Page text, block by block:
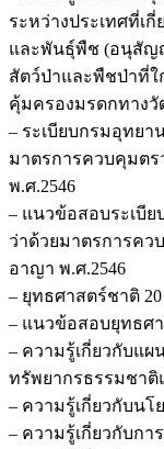
ระหว่างประเทศที่เ
และพันธุ์พืช (อนุสัญ
สัตว์ป่าและพืชป่าที่
คุ้มครองมรดกทาง
– ระเบียบกรมอุทย
มาตรการควบคุมตร
พ.ศ.2546
– แนวข้อสอบระเบี
ว่าด้วยมาตรการคว
อาญา พ.ศ.2546
– ยุทธศาสตร์ชาติ 20
– แนวข้อสอบยุทธศา
– ความรู้เกี่ยวกับแ
ทรัพยากรธรรมชาติ
– ความรู้เกี่ยวกับน
– ความรู้เกี่ยวกับก